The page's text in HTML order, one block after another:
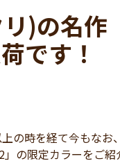
)の名作
です！
時を経て今もなお
の限定カラーをご紹